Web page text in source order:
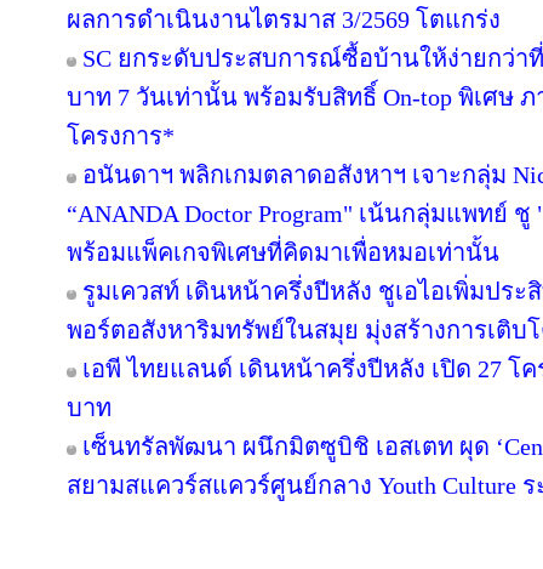
ผลการดำเนินงานไตรมาส 3/2569 โตแกร่ง
SC ยกระดับประสบการณ์ซื้อบ้านให้ง่ายกว่า
บาท 7 วันเท่านั้น พร้อมรับสิทธิ์ On-top พิเศษ ภ
โครงการ*
อนันดาฯ พลิกเกมตลาดอสังหาฯ เจาะกลุ่ม
“ANANDA Doctor Program" เน้นกลุ่มแพทย์
พร้อมแพ็คเกจพิเศษที่คิดมาเพื่อหมอเท่านั้น
รูมเควสท์ เดินหน้าครึ่งปีหลัง ชูเอไอเพิ่มปร
พอร์ตอสังหาริมทรัพย์ในสมุย มุ่งสร้างการเติ
เอพี ไทยแลนด์ เดินหน้าครึ่งปีหลัง เปิด 27 โ
บาท
เซ็นทรัลพัฒนา ผนึกมิตซูบิชิ เอสเตท ผุด
สยามสแควร์สแควร์ศูนย์กลาง Youth Culture